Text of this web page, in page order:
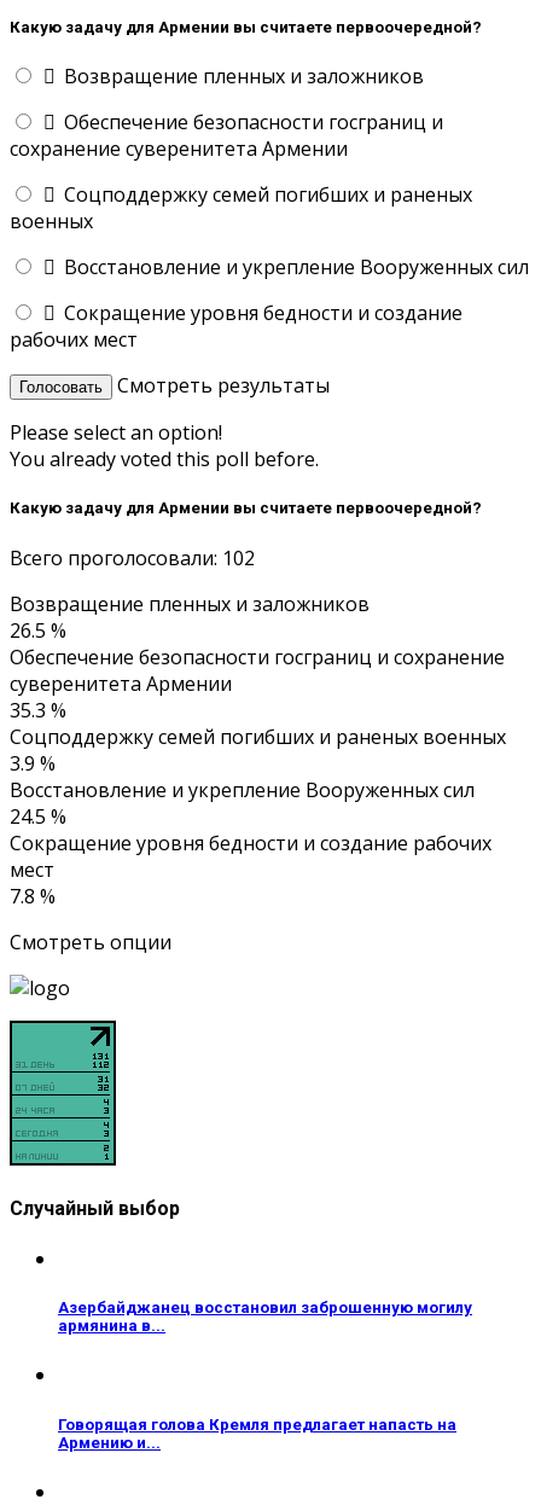
Какую задачу для Армении вы считаете первоочередной?
Возвращение пленных и заложников
Обеспечение безопасности госграниц и
сохранение суверенитета Армении
Соцподдержку семей погибших и раненых
военных
Восстановление и укрепление Вооруженных сил
Сокращение уровня бедности и создание
рабочих мест
Голосовать
Смотреть результаты
Please select an option!
You already voted this poll before.
Какую задачу для Армении вы считаете первоочередной?
Всего проголосовали: 102
Возвращение пленных и заложников
26.5 %
Обеспечение безопасности госграниц и сохранение
суверенитета Армении
35.3 %
Соцподдержку семей погибших и раненых военных
3.9 %
Восстановление и укрепление Вооруженных сил
24.5 %
Сокращение уровня бедности и создание рабочих
мест
7.8 %
Смотреть опции
Случайный выбор
Азербайджанец восстановил заброшенную могилу
армянина в...
Говорящая голова Кремля предлагает напасть на
Армению и...